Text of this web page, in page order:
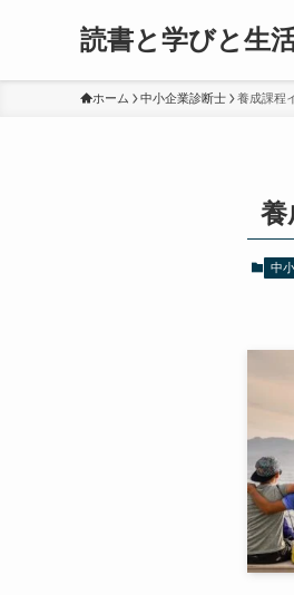
読書と学びと生
ホーム 中小企業診断士 養成課程
養
中